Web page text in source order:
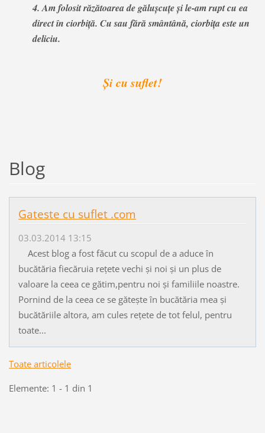
4. Am folosit răzătoarea de gălușcuțe și le-am rupt cu ea
direct în ciorbiță. Cu sau fără smântână, ciorbița este un
deliciu.
Și cu suflet!
Blog
Gateste cu suflet .com
03.03.2014 13:15
Acest blog a fost făcut cu scopul de a aduce în
bucătăria fiecăruia rețete vechi și noi și un plus de
valoare la ceea ce gătim,pentru noi și familiile noastre.
Pornind de la ceea ce se gătește în bucătăria mea și
bucătăriile altora, am cules rețete de tot felul, pentru
toate...
Toate articolele
Elemente: 1 - 1 din 1